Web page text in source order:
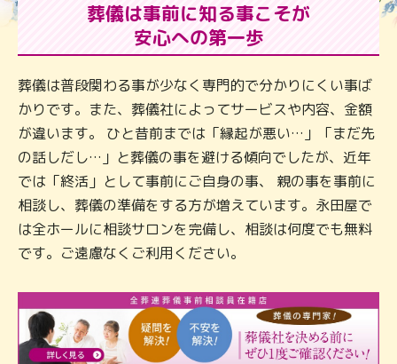
葬儀は事前に知る事こそが
安心への第一歩
葬儀は普段関わる事が少なく専門的で分かりにくい事ば
かりです。また、葬儀社によってサービスや内容、金額
が違います。 ひと昔前までは「縁起が悪い…」「まだ先
の話しだし…」と葬儀の事を避ける傾向でしたが、近年
では「終活」として事前にご自身の事、 親の事を事前に
相談し、葬儀の準備をする方が増えています。永田屋で
は全ホールに相談サロンを完備し、相談は何度でも無料
です。ご遠慮なくご利用ください。